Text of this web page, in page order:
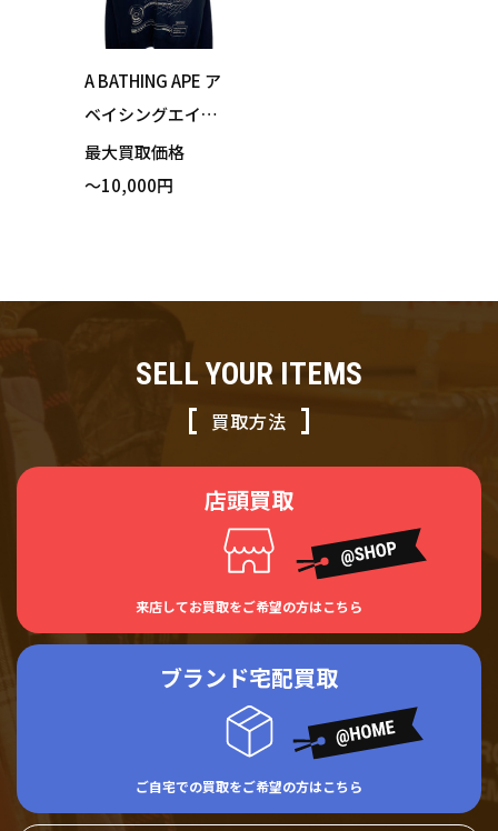
A BATHING APE ア
ベイシングエイプ B
APE OVERPRINTED
FULL ZIP HOODIE
最大買取価格
～10,000円
SELL YOUR ITEMS
買取方法
店頭買取
来店してお買取をご希望の方はこちら
ブランド宅配買取
ご自宅での買取をご希望の方はこちら